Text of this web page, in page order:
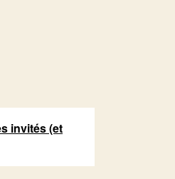
invités (et